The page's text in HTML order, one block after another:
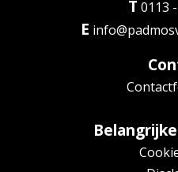
T 0113
E